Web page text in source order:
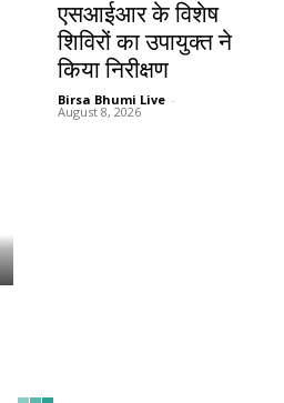
एसआईआर के विशेष
शिविरों का उपायुक्त ने
किया निरीक्षण
Birsa Bhumi Live -
August 8, 2026